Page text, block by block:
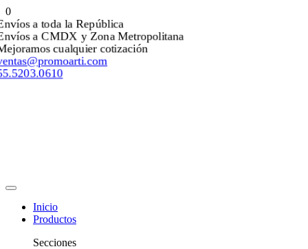
0
Envíos a toda la República
Envíos a CMDX y Zona Metropolitana
Mejoramos cualquier cotización
ventas@promoarti.com
55.5203.0610
Inicio
Productos
Secciones